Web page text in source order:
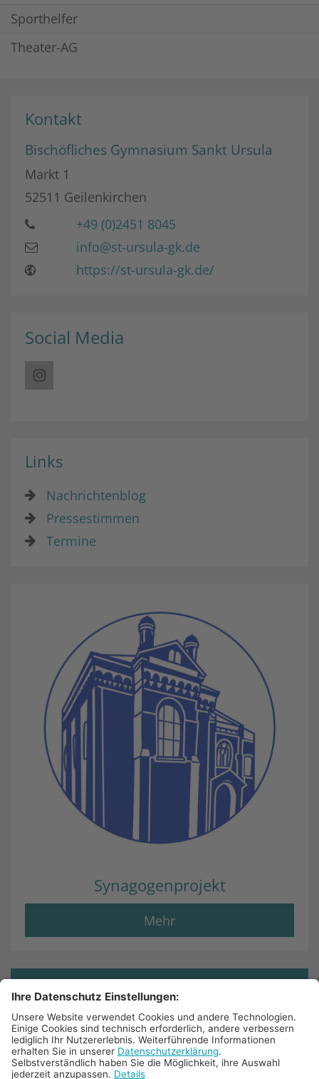
Sporthelfer
Theater-AG
Kontakt
Bischöfliches Gymnasium Sankt Ursula
Markt 1
52511 Geilenkirchen
+49 (0)2451 8045
info@st-ursula-gk.de
https://st-ursula-gk.de/
Social Media
Links
Nachrichtenblog
Pressestimmen
Termine
Synagogenprojekt
Mehr